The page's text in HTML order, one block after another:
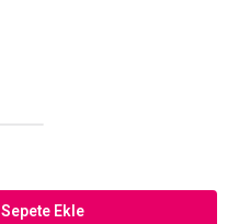
Sepete Ekle